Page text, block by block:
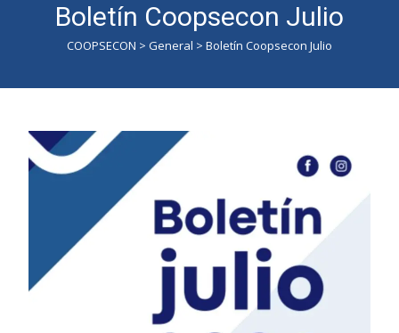
Boletín Coopsecon Julio
COOPSECON > General > Boletín Coopsecon Julio